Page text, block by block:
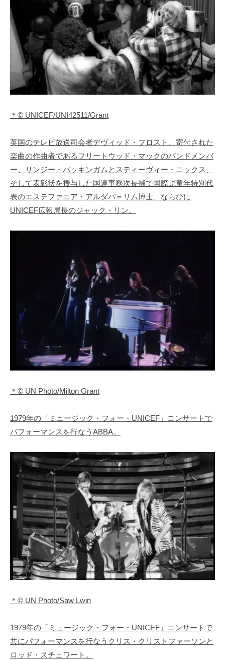
＊© UNICEF/UNI42511/Grant
英国のテレビ放送司会者デヴィッド・フロスト、寄付された
楽曲の作曲者であるフリートウッド・マックのバンドメンバ
ー、リンジー・バッキンガムとスティーヴィー・ニックス、
そして表彰状を授与した国連事務次長補で国際児童年特別代
表のエステファニア・アルダバ＝リム博士、ならびに
UNICEF広報局長のジャック・リン。
＊© UN Photo/Milton Grant
1979年の「ミュージック・フォー・UNICEF」コンサートで
パフォーマンスを行なうABBA。
＊© UN Photo/Saw Lwin
1979年の「ミュージック・フォー・UNICEF」コンサートで
共にパフォーマンスを行なうクリス・クリストファーソンと
ロッド・スチュワート。